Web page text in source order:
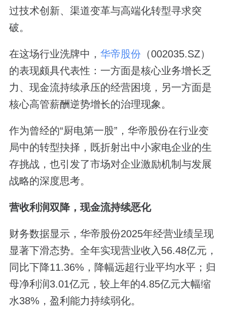
过技术创新、渠道变革与高端化转型寻求突
破。
在这场行业洗牌中， 华帝股份 （002035.SZ）
的表现颇具代表性：一方面是核心业务增长乏
力、现金流持续承压的经营困境，另一方面是
核心高管薪酬逆势增长的治理现象。
作为曾经的“厨电第一股”，华帝股份在行业变
局中的转型抉择，既折射出中小家电企业的生
存挑战，也引发了市场对企业激励机制与发展
战略的深度思考。
营收利润双降，现金流持续恶化
财务数据显示，华帝股份2025年经营业绩呈现
显著下滑态势。全年实现营业收入56.48亿元，
同比下降11.36%，降幅远超行业平均水平；归
母净利润3.01亿元，较上年的4.85亿元大幅缩
水38%，盈利能力持续弱化。